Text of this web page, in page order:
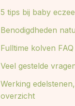
5 tips bij baby
Benodigdheden
Fulltime kolven FAQ
Veel gestelde
Werking
overzicht